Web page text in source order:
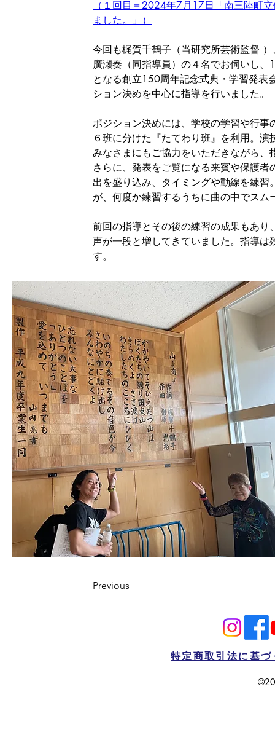
（１回目＝2024年7月17日「南三陸町
ました。」）
今回も梶賀千鶴子（当研究所芸術監督
廣瀬奏（同指導員）の４名でお伺いし
となる創立150周年記念式典・学習発表
ション決めを中心に指導を行いました。
ポジション決めには、学校の学習や行
６班に分けた『たてわり班』を利用。
みなさまにもご協力をいただきながら
さらに、発表をご覧になる来賓や保護
出を盛り込み、タイミングや動線を練
が、何度か練習するうちに曲の中でス
前回の指導とその後の練習の成果もあ
声が一段と増してきていました。指導
す。
Previous
特定商取引法に基